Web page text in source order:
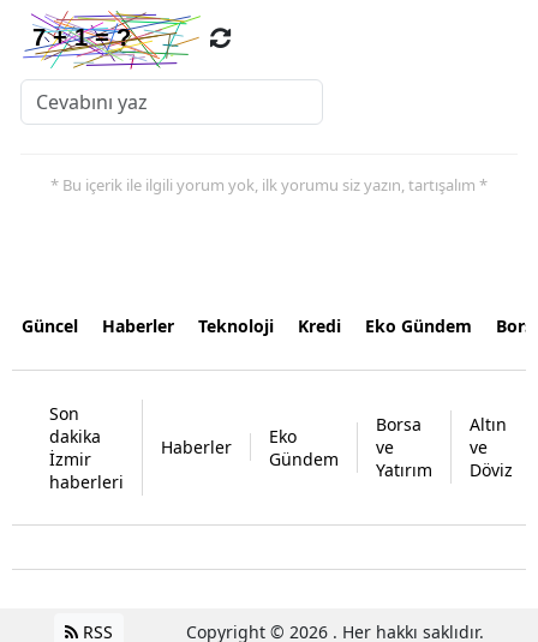
* Bu içerik ile ilgili yorum yok, ilk yorumu siz yazın, tartışalım *
Güncel Haberler Teknoloji Kredi Eko Gündem
Son
dakika
İzmir
haberleri
Haberler
Eko
Gündem
Borsa
ve
Yatırım
Altın
ve
Döviz
RSS Copyright © 2026 . Her hakkı saklıdır.